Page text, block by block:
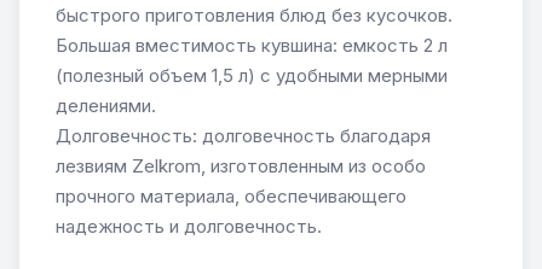
быстрого приготовления блюд без кусочков.
Большая вместимость кувшина: емкость 2 л
(полезный объем 1,5 л) с удобными мерными
делениями.
Долговечность: долговечность благодаря
лезвиям Zelkrom, изготовленным из особо
прочного материала, обеспечивающего
надежность и долговечность.